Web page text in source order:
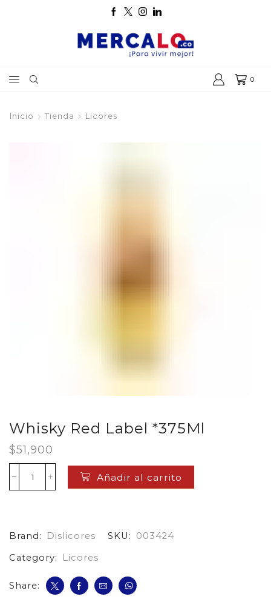
0
Inicio Tienda Licores
Whisky Red Label *375Ml
$51,900
Whisky
Red
Añadir al carrito
Brand: Dislicores SKU:
003424
Category:
Licores
Share: